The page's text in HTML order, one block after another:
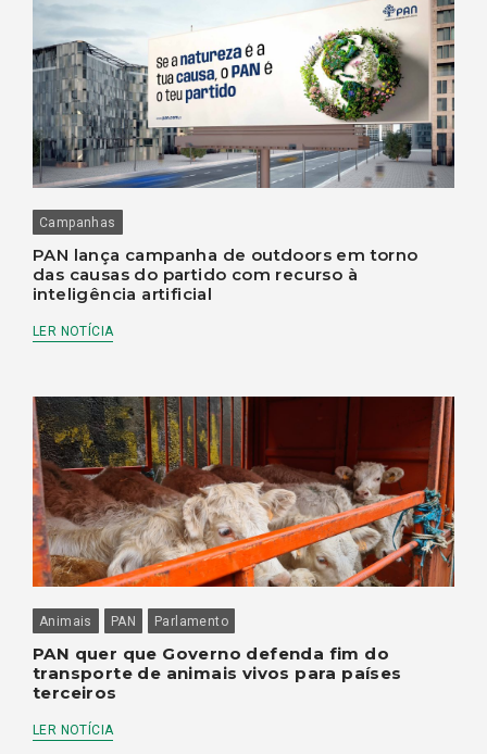
Campanhas
PAN lança campanha de outdoors em torno
das causas do partido com recurso à
inteligência artificial
LER NOTÍCIA
Animais PAN Parlamento
PAN quer que Governo defenda fim do
transporte de animais vivos para países
terceiros
LER NOTÍCIA